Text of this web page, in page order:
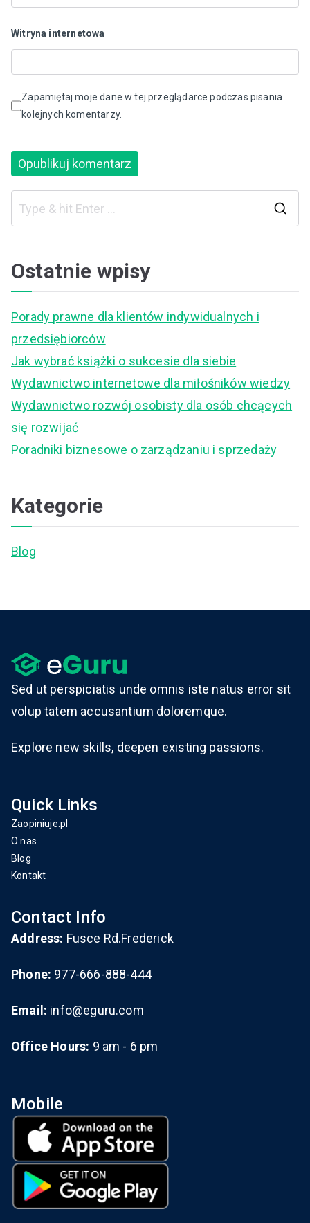
Witryna internetowa
Zapamiętaj moje dane w tej przeglądarce podczas pisania
kolejnych komentarzy.
Ostatnie wpisy
Porady prawne dla klientów indywidualnych i
przedsiębiorców
Jak wybrać książki o sukcesie dla siebie
Wydawnictwo internetowe dla miłośników wiedzy
Wydawnictwo rozwój osobisty dla osób chcących
się rozwijać
Poradniki biznesowe o zarządzaniu i sprzedaży
Kategorie
Blog
Sed ut perspiciatis unde omnis iste natus error sit
volup tatem accusantium doloremque.
Explore new skills, deepen existing passions.
Quick Links
Zaopiniuje.pl
O nas
Blog
Kontakt
Contact Info
Address: Fusce Rd.Frederick
Phone: 977-666-888-444
Email: info@eguru.com
Office Hours: 9 am - 6 pm
Mobile